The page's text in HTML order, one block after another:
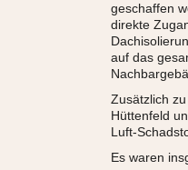
geschaffen
direkte
auf das
Zusätzlich
Hüttenfeld
Luft-
Es waren